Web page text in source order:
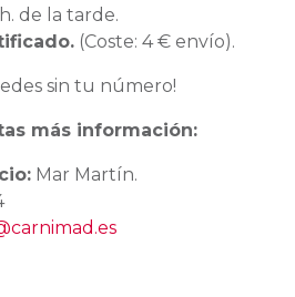
de la tarde.
(Coste: 4 € envío).
sin tu número!
más información:
Mar Martín.